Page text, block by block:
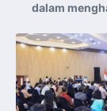
dalam